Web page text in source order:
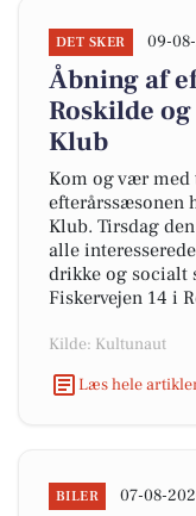
DET SKER 09-
Åbning af
Roskilde
Klub
Kom og vær
efterårssæsonen
Klub. Tirsdag
alle
drikke og socialt
Fiskervejen 14 i
Kilde: Kultunaut
Læs hele
BILER 07-08-